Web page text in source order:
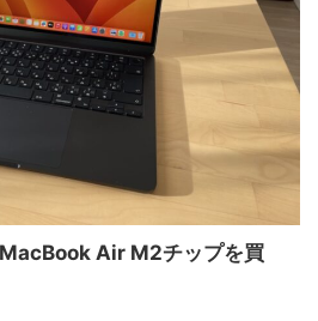
Air M2チップを買